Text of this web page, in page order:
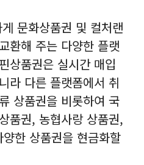
문화상품권 및 컬처랜
환해 주는 다양한 플랫
상품권은 실시간 매입
라 다른 플랫폼에서 취
상품권을 비롯하여 국
품권, 농협사랑 상품권,
한 상품권을 현금화할